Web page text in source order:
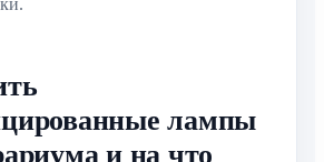
лампы
и на что